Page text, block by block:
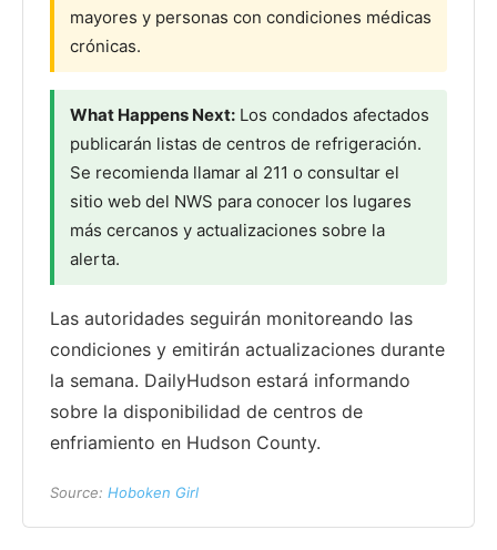
mayores y personas con condiciones médicas
crónicas.
What Happens Next: Los condados afectados
publicarán listas de centros de refrigeración.
Se recomienda llamar al 211 o consultar el
sitio web del NWS para conocer los lugares
más cercanos y actualizaciones sobre la
alerta.
Las autoridades seguirán monitoreando las
condiciones y emitirán actualizaciones durante
la semana. DailyHudson estará informando
sobre la disponibilidad de centros de
enfriamiento en Hudson County.
Source: Hoboken Girl